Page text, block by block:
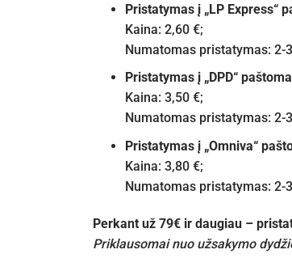
Pristatymas į „LP Express“
Kaina: 2,60 €;
Numatomas pristatymas: 2-
Pristatymas į „DPD“
Kaina: 3,50 €;
Numatomas pristatymas: 2-
Pristatymas į „Omniva“
Kaina: 3,80 €;
Numatomas pristatymas: 2-
Perkant už 79€ ir daugiau –
Priklausomai nuo užsakymo